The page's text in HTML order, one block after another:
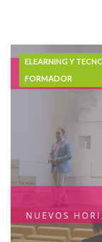
ELEARNING Y
FORMADOR